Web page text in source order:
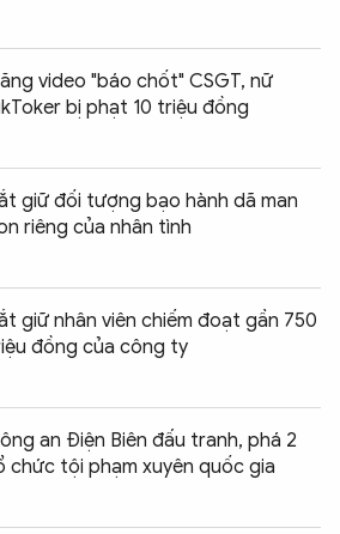
video "báo chốt" CSGT, nữ
bị phạt 10 triệu đồng
giữ đối tượng bạo hành dã man
riêng của nhân tình
giữ nhân viên chiếm đoạt gần 750
đồng của công ty
an Điện Biên đấu tranh, phá 2
chức tội phạm xuyên quốc gia